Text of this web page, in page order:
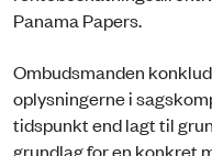
Panama Papers.
Ombudsmanden
oplysningerne i
tidspunkt end lagt til
grundlag for en konkret